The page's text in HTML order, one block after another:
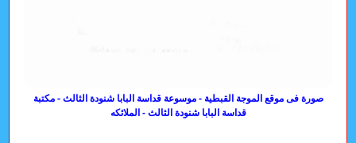
صورة فى موقع الموجة القبطية - موسوعة قداسة البابا شنودة الثالث - مكتبة
قداسة البابا شنودة الثالث - الملائكه